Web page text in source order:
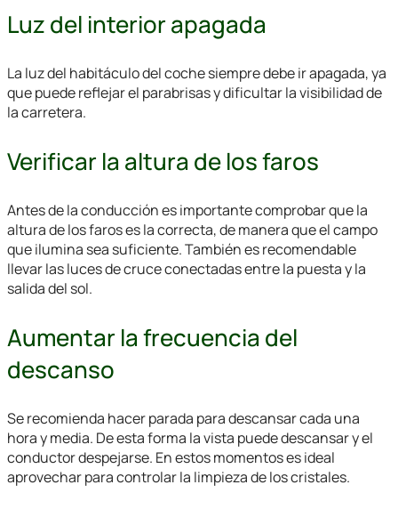
Luz del interior apagada
La luz del habitáculo del coche siempre debe ir apagada, ya
que puede reflejar el parabrisas y dificultar la visibilidad de
la carretera.
Verificar la altura de los faros
Antes de la conducción es importante comprobar que la
altura de los faros es la correcta, de manera que el campo
que ilumina sea suficiente. También es recomendable
llevar las luces de cruce conectadas entre la puesta y la
salida del sol.
Aumentar la frecuencia del
descanso
Se recomienda hacer parada para descansar cada una
hora y media. De esta forma la vista puede descansar y el
conductor despejarse. En estos momentos es ideal
aprovechar para controlar la limpieza de los cristales.